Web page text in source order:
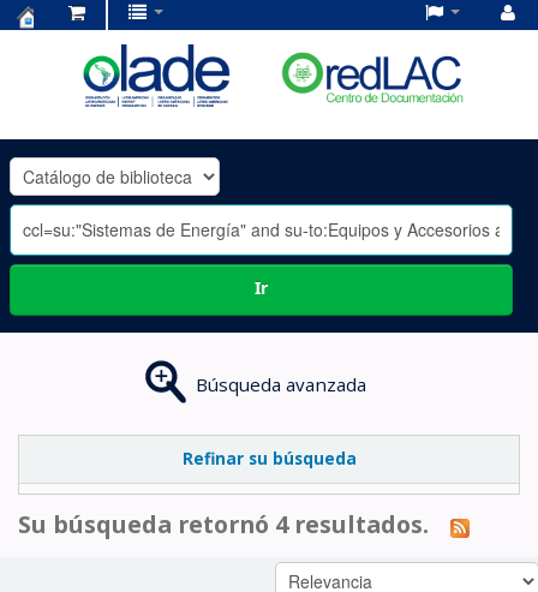
OLADE
-
Ir
Búsqueda avanzada
Refinar su búsqueda
Su búsqueda retornó 4 resultados.